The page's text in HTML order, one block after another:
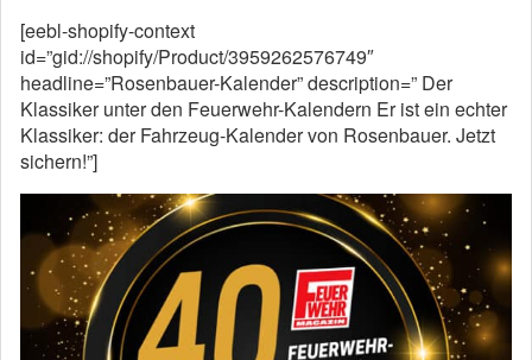
[eebl-shopify-context
id=”gid://shopify/Product/3959262576749″
headline=”Rosenbauer-Kalender” description=” Der
Klassiker unter den Feuerwehr-Kalendern Er ist ein echter
Klassiker: der Fahrzeug-Kalender von Rosenbauer. Jetzt
sichern!”]